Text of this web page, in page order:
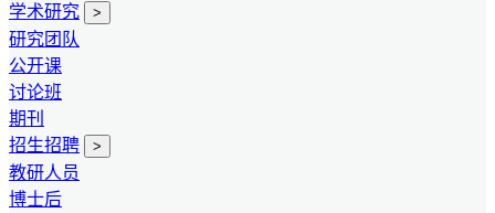
学术研究
>
研究团队
公开课
讨论班
期刊
招生招聘
>
教研人员
博士后